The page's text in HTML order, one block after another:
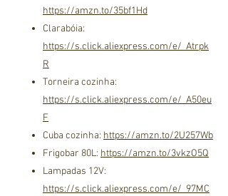
https://amzn.to/35bf1Hd
Clarabóia:
https://s.click.aliexpress.com/e/_Atrpk
R
Torneira cozinha:
https://s.click.aliexpress.com/e/_A50eu
F
Cuba cozinha: https://amzn.to/2U257Wb
Frigobar 80L: https://amzn.to/3vkzO5Q
Lampadas 12V:
https://s.click.aliexpress.com/e/_97MC